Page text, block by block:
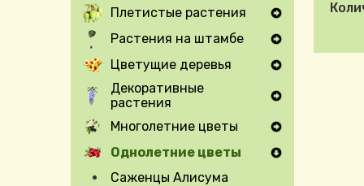
Плетистые растения
Expand Secondary Navigation Menu
Растения на штамбе
Expand Secondary Navigation Menu
Цветущие деревья
Expand Secondary Navigation Menu
Декоративные
растения
Expand Secondary Navigation Menu
Многолетние цветы
Expand Secondary Navigation Menu
Однолетние цветы
Саженцы Алисума